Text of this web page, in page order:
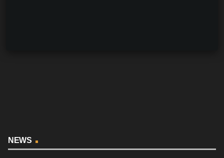
NEWS